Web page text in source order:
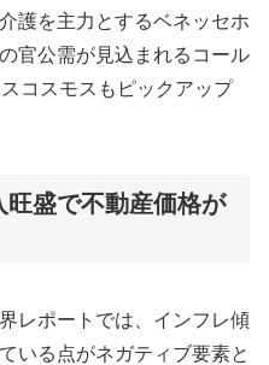
護を主力とするベネッセホ
官公需が見込まれるコール
コスモスもピックアップ
盛で不動産価格が
レポートでは、インフレ傾
いる点がネガティブ要素と